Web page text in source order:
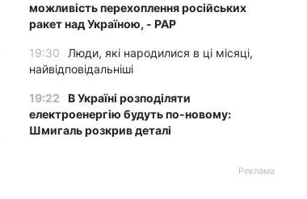
можливість перехоплення російських
ракет над Україною, - PAP
19:30
Люди, які народилися в ці місяці,
найвідповідальніші
19:22
В Україні розподіляти
електроенергію будуть по-новому:
Шмигаль розкрив деталі
Реклама